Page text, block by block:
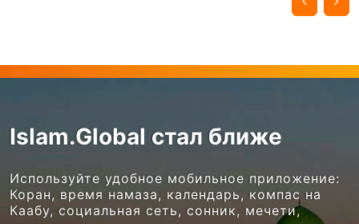
Islam.Global стал ближе
Используйте удобное мобильное приложение:
Коран, время намаза, календарь, компас на
Каабу, социальная сеть, сонник, мечети,